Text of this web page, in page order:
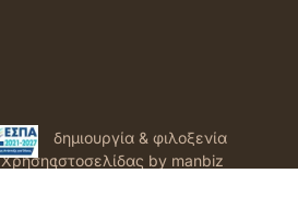
Όροι
Χρήσης
δημιουργία & φιλοξενία
ιστοσελίδας by manbiz